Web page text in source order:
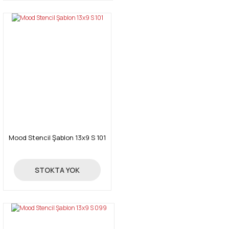
Mood Stencil Şablon 13x9 S 101
14,50 TL
STOKTA YOK